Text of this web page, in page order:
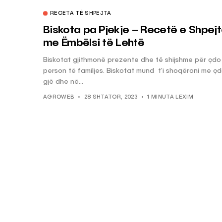
RECETA TË SHPEJTA
Biskota pa Pjekje – Recetë e
me Ëmbëlsi të Lehtë
Biskotat gjithmonë prezente dhe të shijshme për çdo
person të familjes. Biskotat mund t’i shoqëroni me
gjë dhe në...
AGROWEB 28 SHTATOR, 2023 1 MINUTA LEXIM